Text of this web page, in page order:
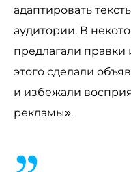
адаптировать
аудитории. В
предлагали правки
этого сделали
и избежали
рекламы».